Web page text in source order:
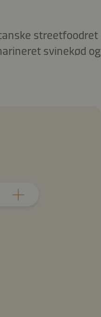
streetfoodret
svinekød og